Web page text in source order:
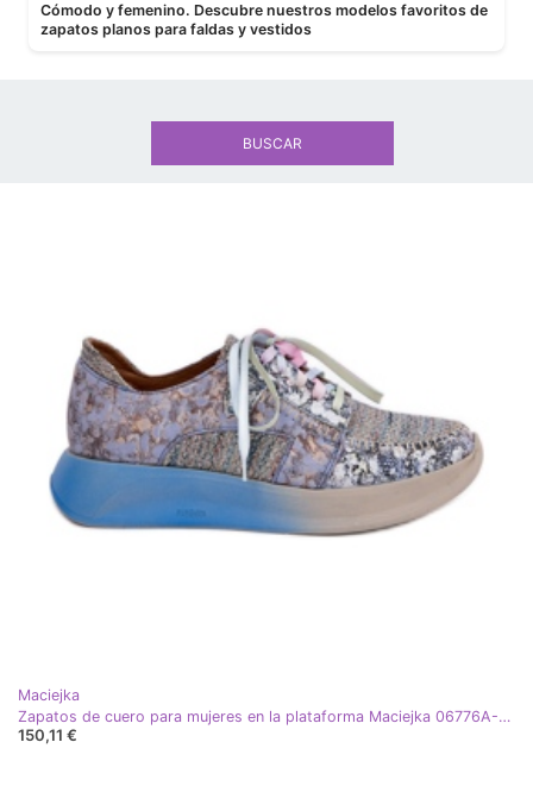
Cómodo y femenino. Descubre nuestros modelos favoritos de
zapatos planos para faldas y vestidos
Maciejka
Zapatos de cuero para mujeres en la plataforma Maciejka 06776A-06 Azul
150,11 €
BUSCAR